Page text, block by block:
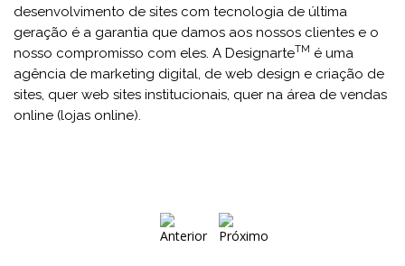
desenvolvimento de sites com tecnologia de última
geração é a garantia que damos aos nossos clientes e o
nosso compromisso com eles. A DesignarteTM é uma
agência de marketing digital, de web design e criação de
sites, quer web sites institucionais, quer na área de vendas
online (lojas online).